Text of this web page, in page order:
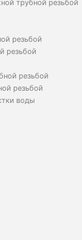
трубной резьбой
резьбой
резьбой
резьбой
резьбой
воды